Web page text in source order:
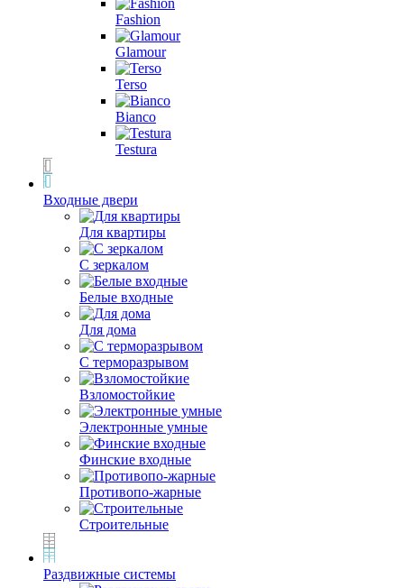
Fashion
Glamour
Terso
Bianco
Testura
Входные двери
Для квартиры
С зеркалом
Белые входные
Для дома
С терморазрывом
Взломостойкие
Электронные умные
Финские входные
Противопо-жарные
Строительные
Раздвижные системы